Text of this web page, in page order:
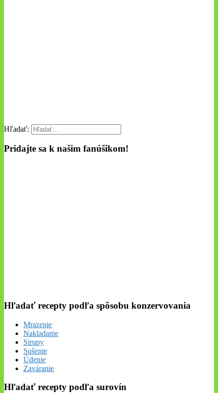
Hľadať:
Pridajte sa k našim fanúšikom!
Hľadať recepty podľa spôsobu konzervovania
Mrazenie
Nakladanie
Sirupy
Sušenie
Údenie
Zaváranie
Hľadať recepty podľa surovín